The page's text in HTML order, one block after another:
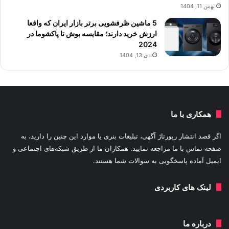
بهمن 11, 1404
5 ماشین ظرفشویی برتر بازار ایران که واقعا
ارزش خرید دارند؛ مقایسه بوش تا پاکشوما در
2024
دی 13, 1404
همکاری با ما
اگر قصد انتشار رپورتاژ آگهی، تبلیغات بنری یا موارد این چنین را دارید، به
صفحه تماس با ما مراجعه نمایید. همکاران ما از طریق شبکه‌های اجتماعی و
ایمیل آماده پاسخگویی به سوالات شما هستند.
لینک های کاربردی
درباره ما